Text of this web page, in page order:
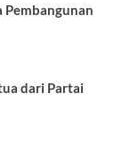
Pembangunan
dari Partai